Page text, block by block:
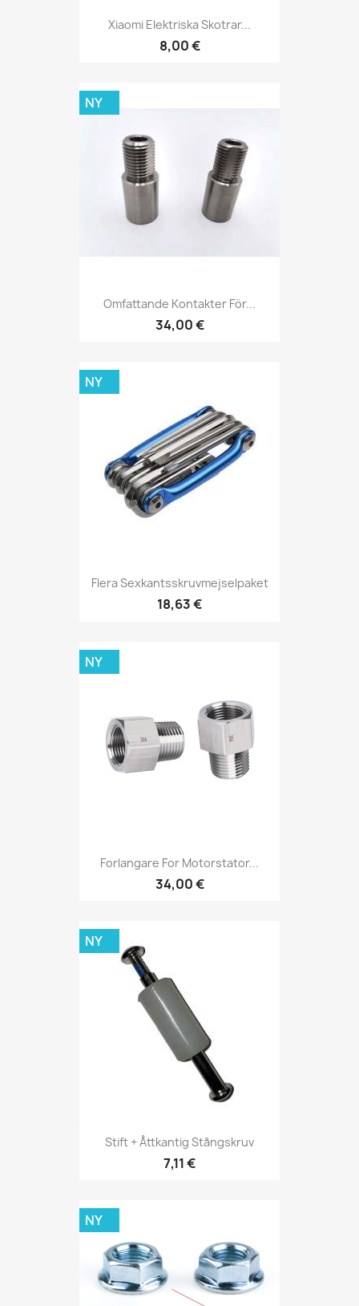
Xiaomi Elektriska Skotrar...
8,00 €
Omfattande Kontakter För...
34,00 €
NY
Flera Sexkantsskruvmejselpaket
18,63 €
NY
Forlangare For Motorstator...
34,00 €
NY
Stift + Åttkantig Stångskruv
7,11 €
NY
NY